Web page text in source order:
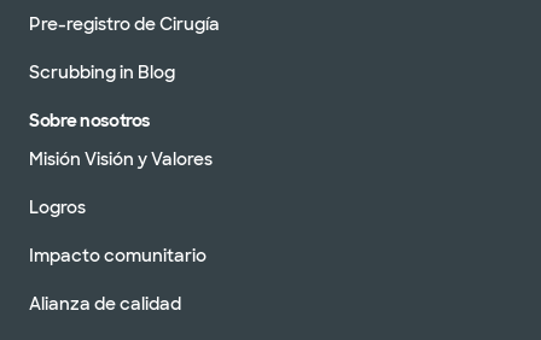
Pre-registro de Cirugía
Scrubbing in Blog
Sobre nosotros
Misión Visión y Valores
Logros
Impacto comunitario
Alianza de calidad